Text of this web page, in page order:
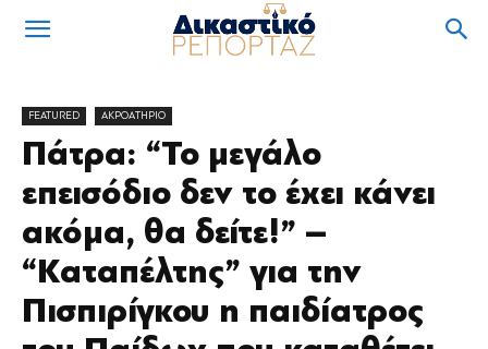
FEATURED ΑΚΡΟΑΤΗΡΙΟ
Πάτρα: “Το μεγάλο
επεισόδιο δεν το έχει κάνει
ακόμα, θα δείτε!” –
“Καταπέλτης” για την
Πισπιρίγκου η παιδίατρος